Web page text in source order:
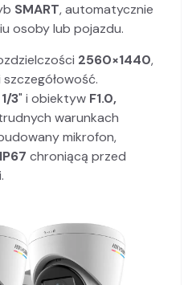
SMART, automatycznie
osoby lub pojazdu.
2560×1440,
1/3" i obiektyw F1.0,
warunkach
mikrofon,
IP67 chroniącą przed